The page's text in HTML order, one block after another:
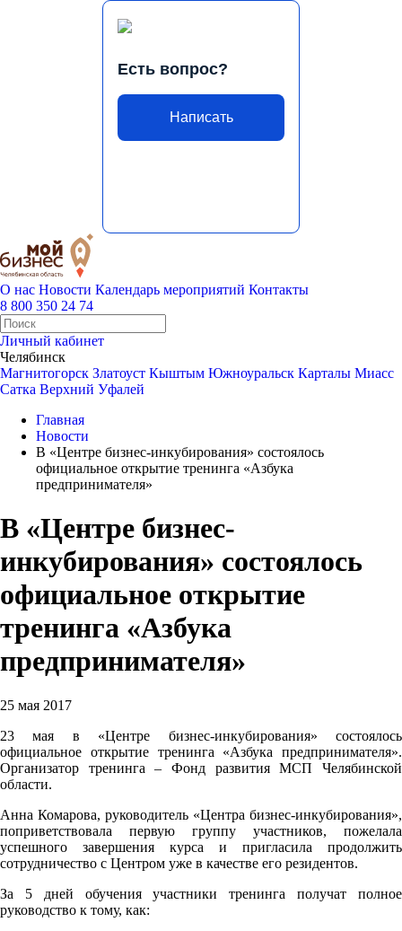
Есть вопрос?
Написать
О нас Новости Календарь мероприятий Контакты
8 800 350 24 74
Личный кабинет
Челябинск
Магнитогорск Златоуст Кыштым Южноуральск Карталы Миасс
Сатка Верхний Уфалей
Главная
Новости
В «Центре бизнес-инкубирования» состоялось
официальное открытие тренинга «Азбука
предпринимателя»
В «Центре бизнес-
инкубирования» состоялось
официальное открытие
тренинга «Азбука
предпринимателя»
25 мая 2017
23 мая в «Центре бизнес-инкубирования» состоялось
официальное открытие тренинга «Азбука предпринимателя».
Организатор тренинга – Фонд развития МСП Челябинской
области.
Анна Комарова, руководитель «Центра бизнес-инкубирования»,
поприветствовала первую группу участников, пожелала
успешного завершения курса и пригласила продолжить
сотрудничество с Центром уже в качестве его резидентов.
За 5 дней обучения участники тренинга получат полное
руководство к тому, как: